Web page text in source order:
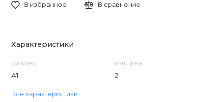
В избранное В сравнение
Характеристики
размер
А1
толщина
2
Все характеристики